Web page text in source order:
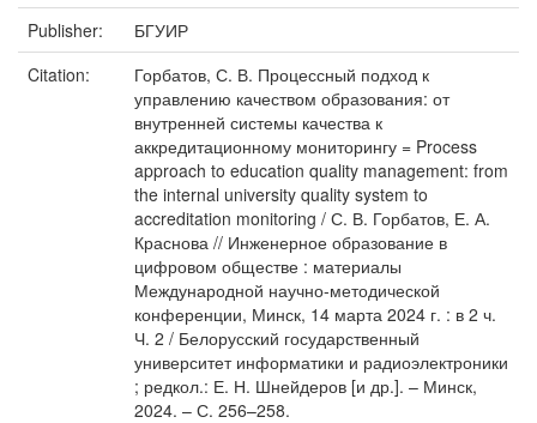
Publisher:
БГУИР
Citation:
Горбатов, С. В. Процессный подход к
управлению качеством образования: от
внутренней системы качества к
аккредитационному мониторингу = Process
approach to education quality management: from
the internal university quality system to
accreditation monitoring / С. В. Горбатов, Е. А.
Краснова // Инженерное образование в
цифровом обществе : материалы
Международной научно-методической
конференции, Минск, 14 марта 2024 г. : в 2 ч.
Ч. 2 / Белорусский государственный
университет информатики и радиоэлектроники
; редкол.: Е. Н. Шнейдеров [и др.]. – Минск,
2024. – С. 256–258.